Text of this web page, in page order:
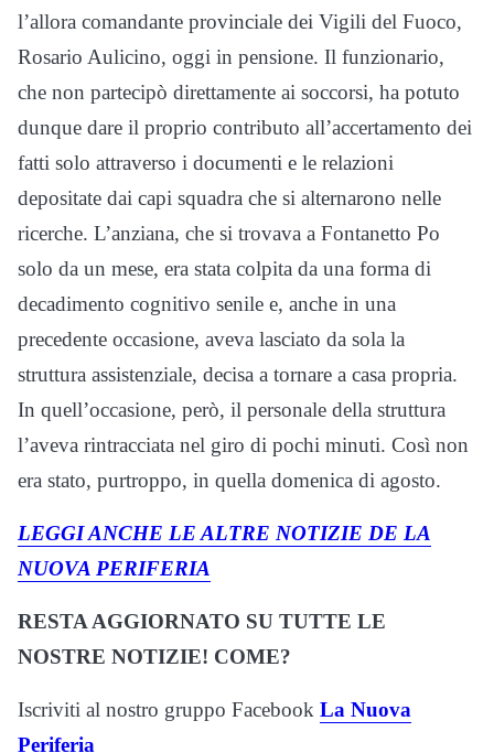
l’allora comandante provinciale dei Vigili del Fuoco,
Rosario Aulicino, oggi in pensione. Il funzionario,
che non partecipò direttamente ai soccorsi, ha potuto
dunque dare il proprio contributo all’accertamento dei
fatti solo attraverso i documenti e le relazioni
depositate dai capi squadra che si alternarono nelle
ricerche. L’anziana, che si trovava a Fontanetto Po
solo da un mese, era stata colpita da una forma di
decadimento cognitivo senile e, anche in una
precedente occasione, aveva lasciato da sola la
struttura assistenziale, decisa a tornare a casa propria.
In quell’occasione, però, il personale della struttura
l’aveva rintracciata nel giro di pochi minuti. Così non
era stato, purtroppo, in quella domenica di agosto.
LEGGI ANCHE LE ALTRE NOTIZIE DE LA
NUOVA PERIFERIA
RESTA AGGIORNATO SU TUTTE LE
NOSTRE NOTIZIE! COME?
Iscriviti al nostro gruppo Facebook La Nuova
Periferia